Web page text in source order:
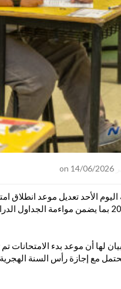
اليوم الأحد تعديل موعد انطلاق
الحالي 2025 – 2026 بما يضمن
مع إجازة رأس السنة الهجرية